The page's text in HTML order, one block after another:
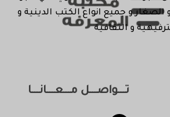
و جميع انواع الكتب الدينية و
و الثقافية
تـــواصـــل مـــعـــانـــا